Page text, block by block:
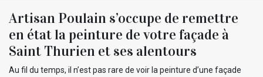
Artisan Poulain s’occupe de remettre
en état la peinture de votre façade à
Saint Thurien et ses alentours
Au fil du temps, il n’est pas rare de voir la peinture d’une façade